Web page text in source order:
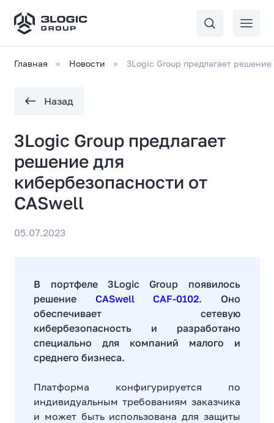
Главная Новости 3Logic Group предлагает
Назад
3Logic Group предлагает
решение для
кибербезопасности от
CASwell
05.07.2023
В портфеле 3Logic Group появилось
решение CASwell CAF-0102. Оно
обеспечивает сетевую
кибербезопасность и разработано
специально для компаний малого и
среднего бизнеса.
Платформа конфигурируется по
индивидуальным требованиям заказчика
и может быть использована для защиты